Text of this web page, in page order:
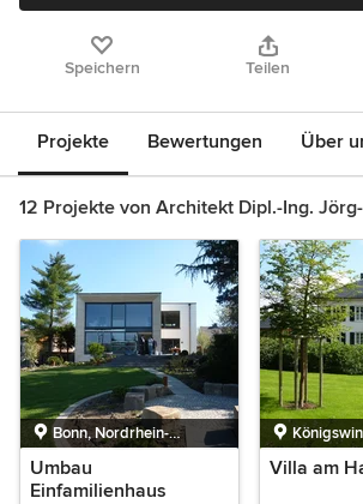
Speichern Teilen
Projekte Bewertungen Über
12 Projekte von Architekt Dipl.-Ing.
Bonn, Nordrhein-
Westfalen
Umbau
Einfamilienhaus
Westfalen
Villa am